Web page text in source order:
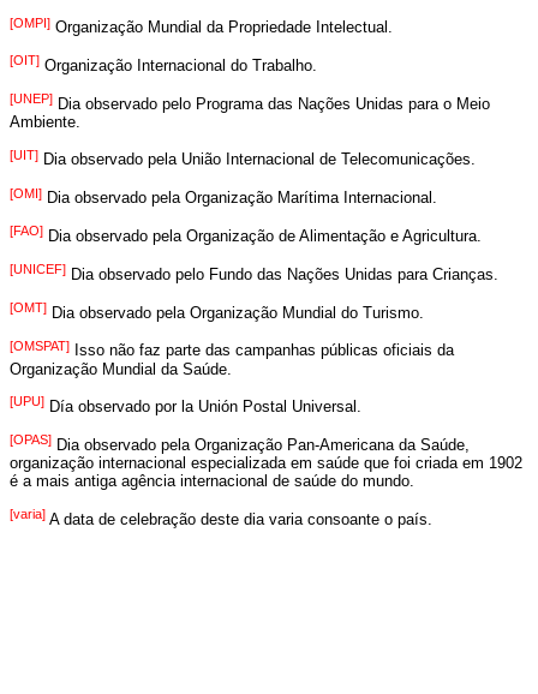
[OMPI] Organização Mundial da Propriedade Intelectual.
[OIT] Organização Internacional do Trabalho.
[UNEP] Dia observado pelo Programa das Nações Unidas para o Meio
Ambiente.
[UIT] Dia observado pela União Internacional de Telecomunicações.
[OMI] Dia observado pela Organização Marítima Internacional.
[FAO] Dia observado pela Organização de Alimentação e Agricultura.
[UNICEF] Dia observado pelo Fundo das Nações Unidas para Crianças.
[OMT] Dia observado pela Organização Mundial do Turismo.
[OMSPAT]
Isso não faz parte das campanhas públicas oficiais da
Organização Mundial da Saúde.
[UPU] Día observado por la Unión Postal Universal.
[OPAS] Dia observado pela Organização Pan-Americana da Saúde,
organização internacional especializada em saúde que foi criada em 1902
é a mais antiga agência internacional de saúde do mundo.
[varia] A data de celebração deste dia varia consoante o país.